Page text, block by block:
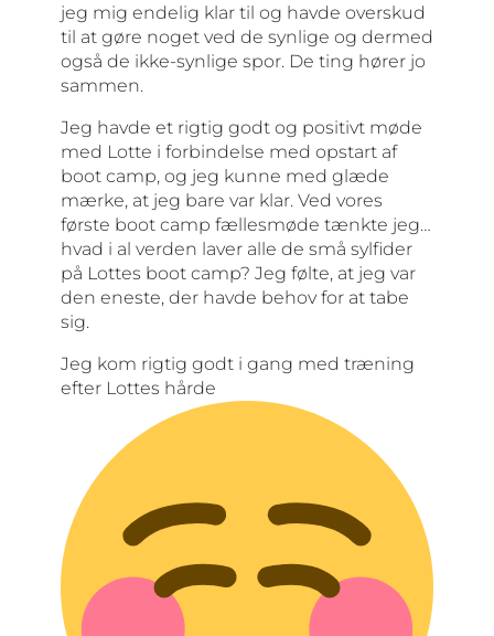
jeg mig endelig klar til og havde overskud
til at gøre noget ved de synlige og dermed
også de ikke-synlige spor. De ting hører jo
sammen.
Jeg havde et rigtig godt og positivt møde
med Lotte i forbindelse med opstart af
boot camp, og jeg kunne med glæde
mærke, at jeg bare var klar. Ved vores
første boot camp fællesmøde tænkte jeg…
hvad i al verden laver alle de små sylfider
på Lottes boot camp? Jeg følte, at jeg var
den eneste, der havde behov for at tabe
sig.
Jeg kom rigtig godt i gang med træning
efter Lottes hårde